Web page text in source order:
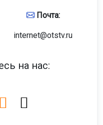
Почта:
internet@otstv.ru
на нас: